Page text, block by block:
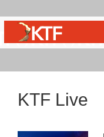
KTF Live